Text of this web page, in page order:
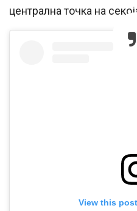
централна точка на
View this